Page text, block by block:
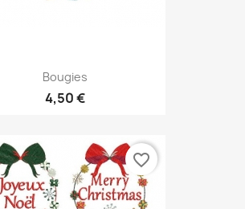
Bougies
4,50 €
favorite_border